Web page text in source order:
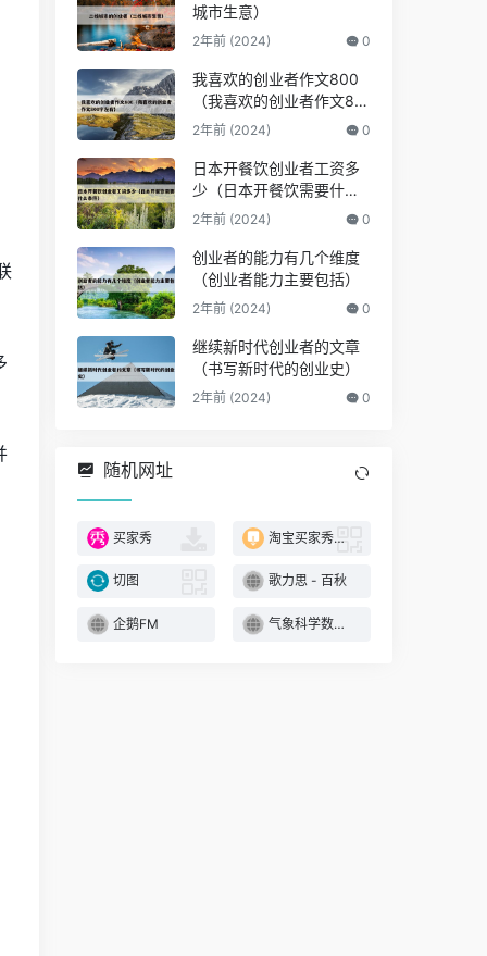
城市生意）
2年前 (2024) 0
我喜欢的创业者作文800
（我喜欢的创业者作文80
0字左右）
2年前 (2024) 0
日本开餐饮创业者工资多
少（日本开餐饮需要什么
条件）
2年前 (2024) 0
创业者的能力有几个维度
（创业者能力主要包括）
2年前 (2024) 0
继续新时代创业者的文章
（书写新时代的创业史）
2年前 (2024) 0
随机网址
买家秀 淘宝买家秀（iOS13版）
切图 歌力思 - 百秋
企鹅FM 气象科学数据共享